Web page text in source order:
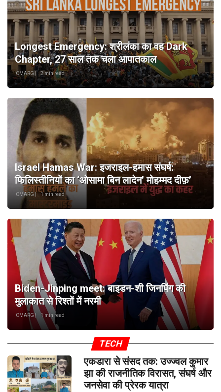
Longest Emergency: श्रीलंका का वह Dark
Chapter, 27 साल तक चला आपातकाल
CMARG |2 min read
Israel Hamas War: इजराइल-हमास संघर्ष:
फिलिस्तीनियों का ‘ओसामा बिन लादेन’ मोहम्मद दीफ़’
CMARG | 1 min read
Biden-Jinping meet: बाइडन-शी जिनपिंग की
मुलाकात से रिश्तों में नरमी
CMARG | 1 min read
TECH
एकडारा से संसद तक: उज्ज्वल कुमार
झा की राजनीतिक विरासत, संघर्ष और
जनसेवा की प्रेरक यात्रा